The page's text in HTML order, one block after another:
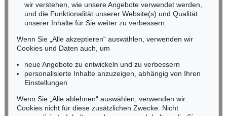
Auktion 401 - Lot 231
EMIL SCHUMACHER
Morab, 1982
Ergebnis:€ 176.900
NORDDEUTSCHLAND
Nico Kassel, M.A.
Tel.: +49 (0)89 55244-164
Mobil: +49 (0)171 8618661
n.kassel@kettererkunst.de
Keine Auktion mehr verpassen!
Wir informieren Sie rechtzeitig.
wir verstehen, wie unsere Angebote verwendet werden,
und die Funktionalität unserer Website(s) und Qualität
unserer Inhalte für Sie weiter zu verbessern.
Wenn Sie „Alle akzeptieren“ auswählen, verwenden wir
Cookies und Daten auch, um
neue Angebote zu entwickeln und zu verbessern
personalisierte Inhalte anzuzeigen, abhängig von Ihren
Einstellungen
Wenn Sie „Alle ablehnen“ auswählen, verwenden wir
Cookies nicht für diese zusätzlichen Zwecke. Nicht